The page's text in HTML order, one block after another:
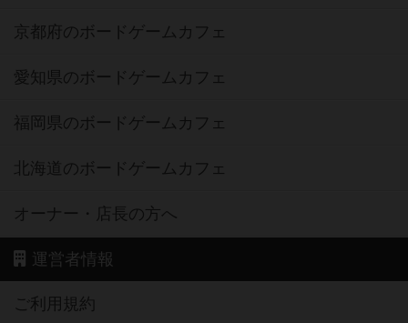
京都府のボードゲームカフェ
愛知県のボードゲームカフェ
福岡県のボードゲームカフェ
北海道のボードゲームカフェ
オーナー・店長の方へ
運営者情報
ご利用規約